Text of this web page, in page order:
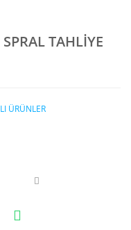
TAHLİYE
ÜRÜNLER